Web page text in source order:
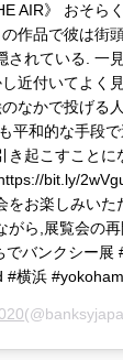
AIR》 おそ
作品で彼は街
されている. 一
近付いてよく
なかで投げる
平和的な手段
き起こすこと
bit.ly/
をお楽しみい
がら,展覧会の
でバンクシー
#横浜